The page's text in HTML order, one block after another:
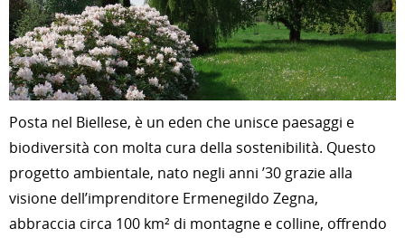
Posta nel Biellese, è un eden che unisce paesaggi e
biodiversità con molta cura della sostenibilità. Questo
progetto ambientale, nato negli anni ’30 grazie alla
visione dell’imprenditore Ermenegildo Zegna,
abbraccia circa 100 km² di montagne e colline, offrendo